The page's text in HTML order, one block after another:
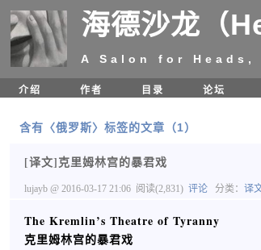
海德沙龙（
A Salon for Heads,
介绍
作者 目录 论坛
含有〈俄罗斯〉标签的文章（1）
[译文]克里姆林宫的暴君戏
lujayb @ 2016-03-17 21:06 阅读(2,831) 评论 分类： 译
The Kremlin’s Theatre of Tyranny
克里姆林宫的暴君戏